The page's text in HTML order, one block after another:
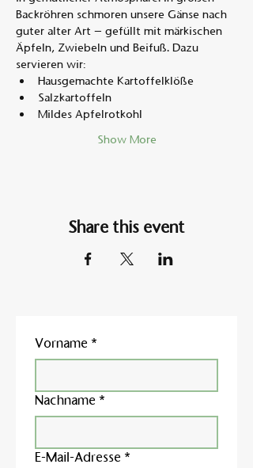
Backröhren schmoren unsere Gänse nach
guter alter Art – gefüllt mit märkischen
Äpfeln, Zwiebeln und Beifuß. Dazu
servieren wir:
Hausgemachte Kartoffelklöße
Salzkartoffeln
Mildes Apfelrotkohl
Show More
Share this event
Vorname *
Nachname *
E-Mail-Adresse *